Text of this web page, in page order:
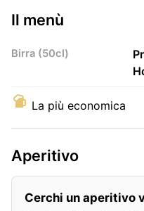
Il menù
Birra (50cl)
La più economica
Aperitivo
Cerchi un aperitivo